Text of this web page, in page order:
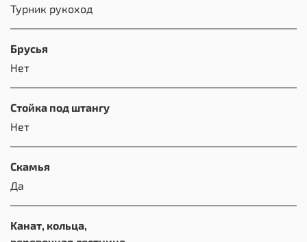
Турник рукоход
Брусья
Нет
Стойка под штангу
Нет
Скамья
Да
Kанат, кольца,